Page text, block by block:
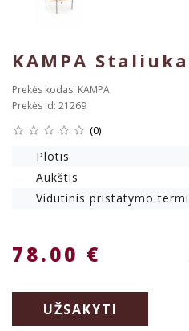
KAMPA
Prekės kodas: KAMPA
Prekės id: 21269
(0)
Plotis
Aukštis
Vidutinis pristatymo
78.00 €
UŽSAKYTI